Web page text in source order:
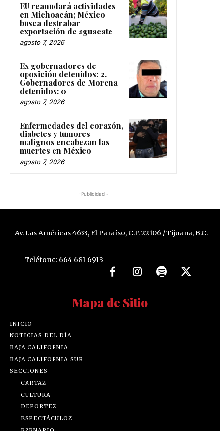
EU reanudará actividades
en Michoacán; México
busca destrabar
exportación de aguacate
agosto 7, 2026
Ex gobernadores de
oposición detenidos: 2.
Gobernadores de Morena
detenidos: 0
agosto 7, 2026
Enfermedades del corazón,
diabetes y tumores
malignos encabezan las
muertes en México
agosto 7, 2026
-Publicidad -
Av. Las Américas 4633, El Paraíso, C.P. 22106 / Tijuana, B.C.
Teléfono: 664 681 6913
Mapa de Sitio
INICIO
NOTICIAS DEL DÍA
BAJA CALIFORNIA
BAJA CALIFORNIA SUR
SECCIONES
CARTAZ
CULTURA
DEPORTEZ
ESPECTÁCULOZ